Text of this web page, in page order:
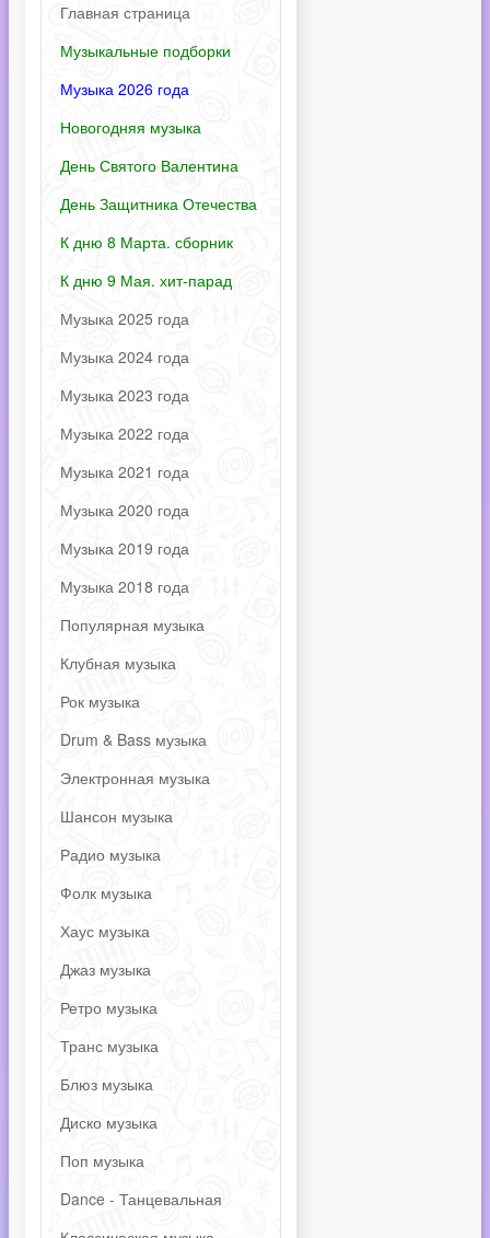
Главная страница
Музыкальные подборки
Музыка 2026 года
Новогодняя музыка
День Святого Валентина
День Защитника Отечества
К дню 8 Марта. сборник
К дню 9 Мая. хит-парад
Музыка 2025 года
Музыка 2024 года
Музыка 2023 года
Музыка 2022 года
Музыка 2021 года
Музыка 2020 года
Музыка 2019 года
Музыка 2018 года
Популярная музыка
Клубная музыка
Рок музыка
Drum & Bass музыка
Электронная музыка
Шансон музыка
Радио музыка
Фолк музыка
Хаус музыка
Джаз музыка
Ретро музыка
Транс музыка
Блюз музыка
Диско музыка
Поп музыка
Dance - Танцевальная